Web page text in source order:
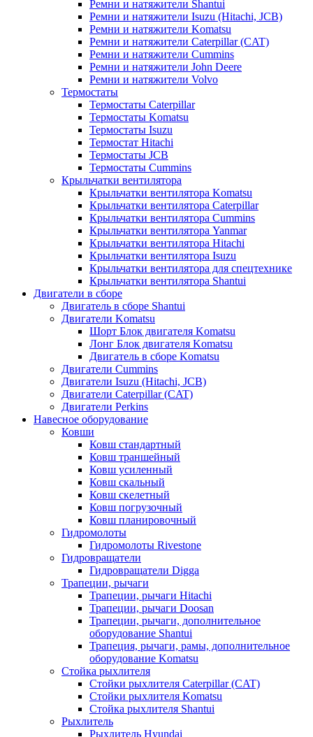
Ремни и натяжители Shantui
Ремни и натяжители Isuzu (Hitachi, JCB)
Ремни и натяжители Komatsu
Ремни и натяжители Caterpillar (CAT)
Ремни и натяжители Cummins
Ремни и натяжители John Deere
Ремни и натяжители Volvo
Термостаты
Термостаты Caterpillar
Термостаты Komatsu
Термостаты Isuzu
Термостат Hitachi
Термостаты JCB
Термостаты Cummins
Крыльчатки вентилятора
Крыльчатки вентилятора Komatsu
Крыльчатки вентилятора Caterpillar
Крыльчатки вентилятора Cummins
Крыльчатки вентилятора Yanmar
Крыльчатки вентилятора Hitachi
Крыльчатки вентилятора Isuzu
Крыльчатки вентилятора для спецтехнике
Крыльчатки вентилятора Shantui
Двигатели в сборе
Двигатель в сборе Shantui
Двигатели Komatsu
Шорт Блок двигателя Komatsu
Лонг Блок двигателя Komatsu
Двигатель в сборе Komatsu
Двигатели Cummins
Двигатели Isuzu (Hitachi, JCB)
Двигатели Caterpillar (CAT)
Двигатели Perkins
Навесное оборудование
Ковши
Ковш стандартный
Ковш траншейный
Ковш усиленный
Ковш скальный
Ковш скелетный
Ковш погрузочный
Ковш планировочный
Гидромолоты
Гидромолоты Rivestone
Гидровращатели
Гидровращатели Digga
Трапеции, рычаги
Трапеции, рычаги Hitachi
Трапеции, рычаги Doosan
Трапеции, рычаги, дополнительное
оборудование Shantui
Трапеция, рычаги, рамы, дополнительное
оборудование Komatsu
Стойка рыхлителя
Стойки рыхлителя Caterpillar (CAT)
Стойки рыхлителя Komatsu
Стойка рыхлителя Shantui
Рыхлитель
Рыхлитель Hyundai